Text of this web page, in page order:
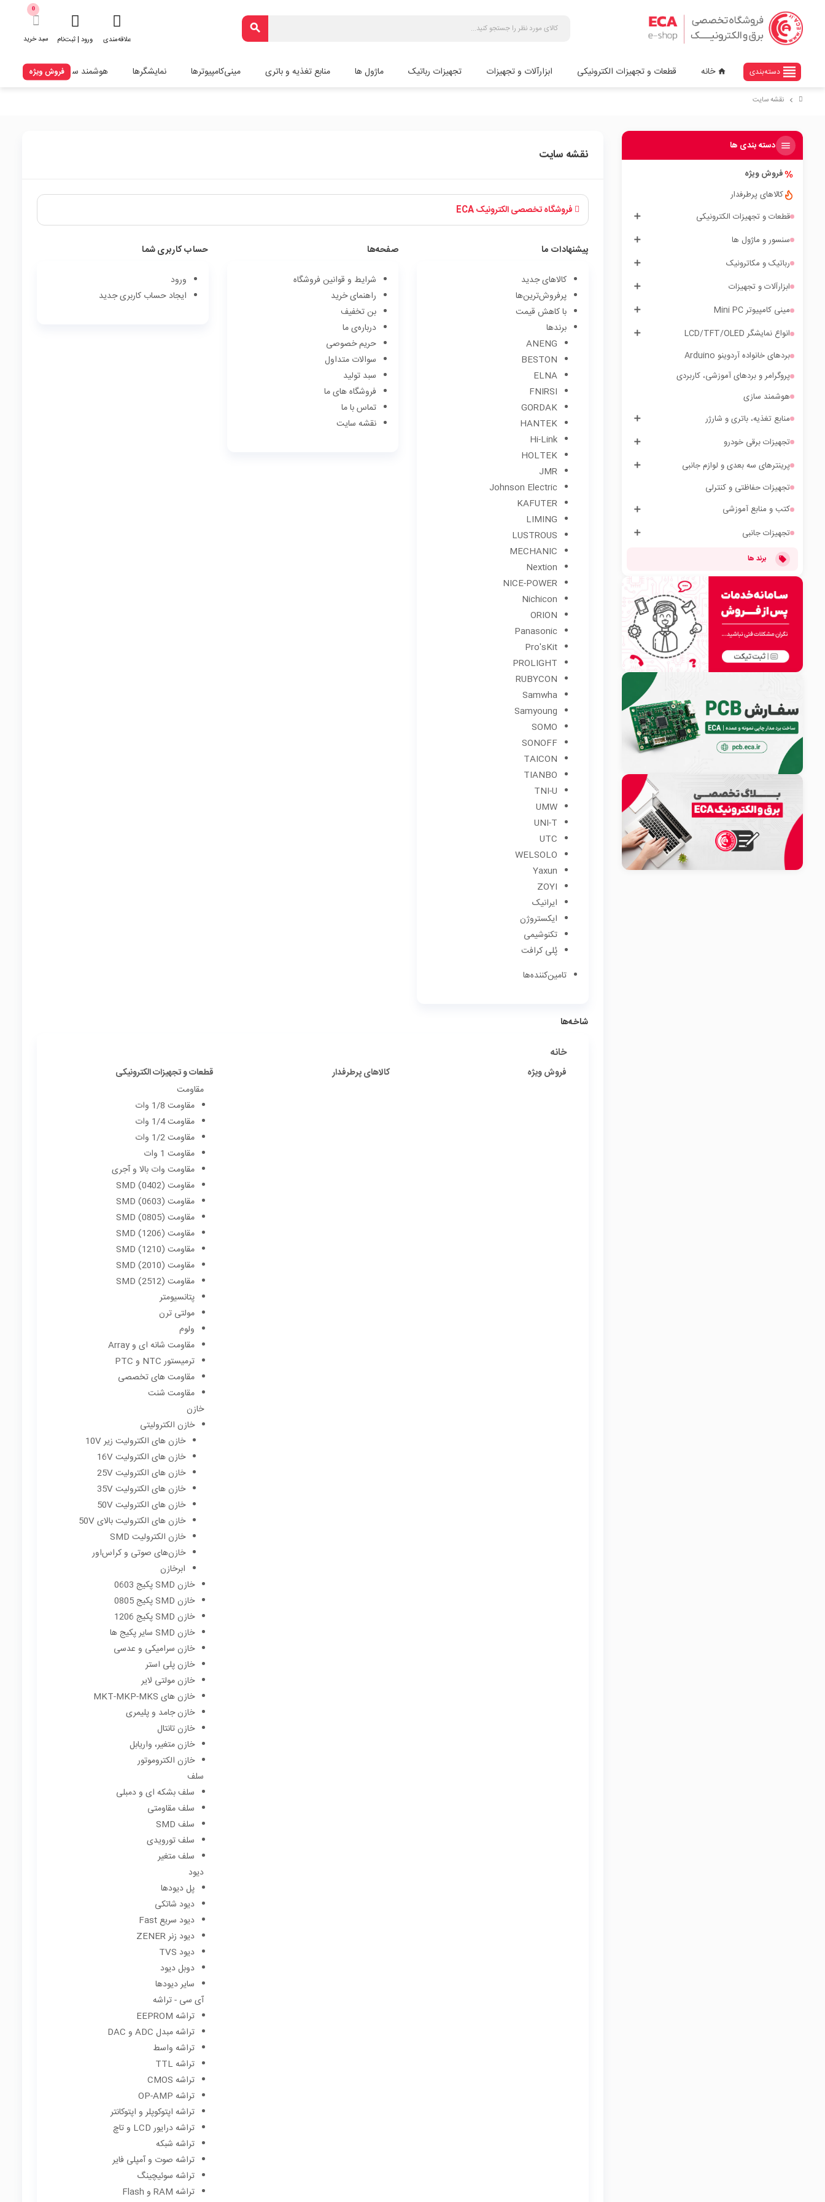
search
علاقه‌مندی ورود | ثبت‌نام
0
سبد خرید
view_headline دسته‌بندی home خانه قطعات و تجهیزات الکترونیکی ابزارآلات و تجهیزات تجهیزات رباتیک ماژول ها منابع تغذیه و باتری مینی‌کامپیوترها نمایشگرها هوشمند سازیفروش ویژه
chevron_right نقشه سایت
دسته بندی ها
فروش ویژه
کالاهای پرطرفدار
قطعات و تجهیزات الکترونیکی
سنسور و ماژول ها
رباتیک و مکاترونیک
ابزارآلات و تجهیزات
مینی کامپیوتر Mini PC
انواع نمایشگر LCD/TFT/OLED
بردهای خانواده آردوینو Arduino
پروگرامر و بردهای آموزشی، کاربردی
هوشمند سازی
منابع تغذیه، باتری و شارژر
تجهیزات برقی خودرو
پرینترهای سه بعدی و لوازم جانبی
تجهیزات حفاظتی و کنترلی
کتب و منابع آموزشی
تجهیزات جانبی
برند ها
نقشه سایت
فروشگاه تخصصی الکترونیک ECA
پیشنهادات ما
کالاهای جدید
پرفروش‌ترین‌ها
با کاهش قیمت
برندها
ANENG
BESTON
ELNA
FNIRSI
GORDAK
HANTEK
Hi-Link
HOLTEK
JMR
Johnson Electric
KAFUTER
LIMING
LUSTROUS
MECHANIC
Nextion
NICE-POWER
Nichicon
ORION
Panasonic
Pro'sKit
PROLIGHT
RUBYCON
Samwha
Samyoung
SOMO
SONOFF
TAICON
TIANBO
TNI-U
UMW
UNI-T
UTC
WELSOLO
Yaxun
ZOYI
ایرانیک
ایکستروژن
تکنوشیمی
پُلی کرافت
تامین‌کننده‌ها
صفحه‌ها
شرايط و قوانین فروشگاه
راهنمای خرید
بن تخفیف
درباره‌ی ما
حریم خصوصی
سوالات متداول
سبد تولید
فروشگاه های ما
تماس با ما
نقشه سایت
حساب کاربری شما
ورود
ایجاد حساب کاربری جدید
شاخه‌ها
خانه
فروش ویژه کالاهای پرطرفدار
قطعات و تجهیزات الکترونیکی
مقاومت
مقاومت 1/8 وات
مقاومت 1/4 وات
مقاومت 1/2 وات
مقاومت 1 وات
مقاومت وات بالا و آجری
مقاومت (SMD (0402
مقاومت (SMD (0603
مقاومت (SMD (0805
مقاومت (SMD (1206
مقاومت (SMD (1210
مقاومت (SMD (2010
مقاومت (SMD (2512
پتانسیومتر
مولتی ترن
ولوم
مقاومت شانه ای و Array
ترمیستور NTC و PTC
مقاومت های تخصصی
مقاومت شنت
خازن
خازن الکترولیتی
خازن های الکترولیت زیر 10V
خازن های الکترولیت 16V
خازن های الکترولیت 25V
خازن های الکترولیت 35V
خازن های الکترولیت 50V
خازن های الکترولیت بالای 50V
خازن الکترولیت SMD
خازن‌های صوتی و کراس‌اور
ابرخازن
خازن SMD پکیج 0603
خازن SMD پکیج 0805
خازن SMD پکیج 1206
خازن SMD سایر پکیج ها
خازن سرامیکی و عدسی
خازن پلی استر
خازن مولتی لایر
خازن های MKT-MKP-MKS
خازن جامد و پلیمری
خازن تانتال
خازن متغیر، واریابل
خازن الکتروموتور
سلف
سلف بشکه ای و دمبلی
سلف مقاومتی
سلف SMD
سلف تورویدی
سلف متغیر
دیود
پل دیودها
دیود شاتکی
دیود سریع Fast
دیود زنر ZENER
دیود TVS
دوبل دیود
سایر دیودها
آی سی - تراشه
تراشه EEPROM
تراشه مبدل ADC و DAC
تراشه واسط
تراشه TTL
تراشه CMOS
تراشه OP-AMP
تراشه اپتوکوپلر و اپتوکانتر
تراشه درایور LCD و تاچ
تراشه شبکه
تراشه صوت و آمپلی فایر
تراشه سوئیچینگ
تراشه RAM و Flash